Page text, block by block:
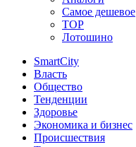
Самое дешевое
TOP
Лотошино
SmartCity
Власть
Общество
Тенденции
Здоровье
Экономика и бизнес
Происшествия